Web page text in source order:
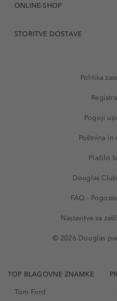
ONLINE-SHOP
STORITVE DOSTAVE
Politika
Pogoji
Poštnina in
Plačilo
Douglas
FAQ -
Nastavitve za
© 2026 Douglas
TOP BLAGOVNE ZNAMKE
Tom Ford